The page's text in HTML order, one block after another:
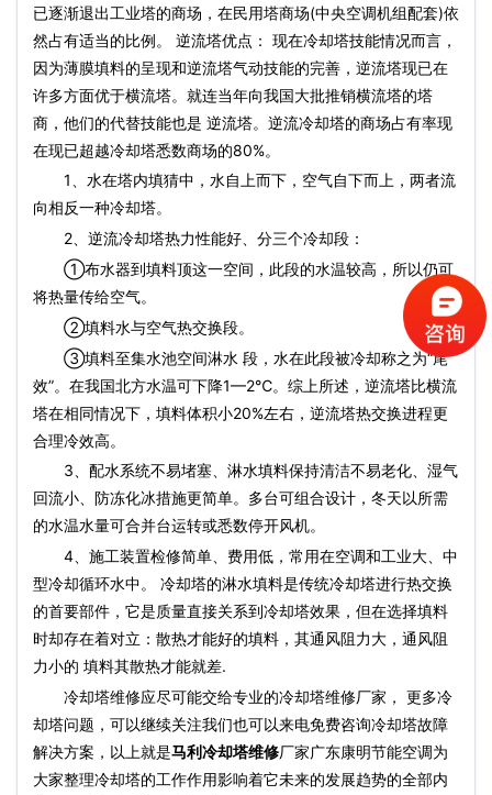
已逐渐退出工业塔的商场，在民用塔商场(中央空调机组配套)依
然占有适当的比例。 逆流塔优点： 现在冷却塔技能情况而言，
因为薄膜填料的呈现和逆流塔气动技能的完善，逆流塔现已在
许多方面优于横流塔。就连当年向我国大批推销横流塔的塔
商，他们的代替技能也是 逆流塔。逆流冷却塔的商场占有率现
在现已超越冷却塔悉数商场的80%。
1、水在塔内填猜中，水自上而下，空气自下而上，两者流
向相反一种冷却塔。
2、逆流冷却塔热力性能好、分三个冷却段：
①布水器到填料顶这一空间，此段的水温较高，所以仍可
将热量传给空气。
②填料水与空气热交换段。
③填料至集水池空间淋水 段，水在此段被冷却称之为“尾
效”。在我国北方水温可下降1—2℃。综上所述，逆流塔比横流
塔在相同情况下，填料体积小20%左右，逆流塔热交换进程更
合理冷效高。
3、配水系统不易堵塞、淋水填料保持清洁不易老化、湿气
回流小、防冻化冰措施更简单。多台可组合设计，冬天以所需
的水温水量可合并台运转或悉数停开风机。
4、施工装置检修简单、费用低，常用在空调和工业大、中
型冷却循环水中。 冷却塔的淋水填料是传统冷却塔进行热交换
的首要部件，它是质量直接关系到冷却塔效果，但在选择填料
时却存在着对立：散热才能好的填料，其通风阻力大，通风阻
力小的 填料其散热才能就差.
冷却塔维修应尽可能交给专业的冷却塔维修厂家， 更多冷
却塔问题，可以继续关注我们也可以来电免费咨询冷却塔故障
解决方案，以上就是马利冷却塔维修厂家广东康明节能空调为
大家整理冷却塔的工作作用影响着它未来的发展趋势的全部内